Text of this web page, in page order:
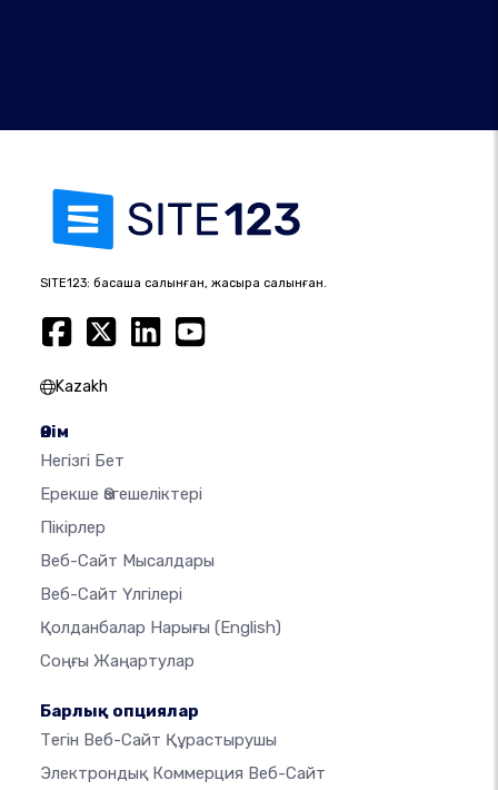
SITE123: басқаша салынған, жақсырақ салынған.
Kazakh
Өнім
Негізгі Бет
Ерекше Өзгешеліктері
Пікірлер
Веб-Сайт Мысалдары
Веб-Сайт Үлгілері
Қолданбалар Нарығы (English)
Соңғы Жаңартулар
Барлық опциялар
Тегін Веб-Сайт Құрастырушы
Электрондық Коммерция Веб-Сайт